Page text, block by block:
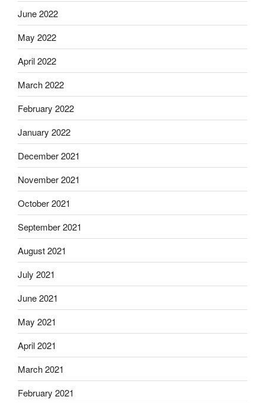
June 2022
May 2022
April 2022
March 2022
February 2022
January 2022
December 2021
November 2021
October 2021
September 2021
August 2021
July 2021
June 2021
May 2021
April 2021
March 2021
February 2021